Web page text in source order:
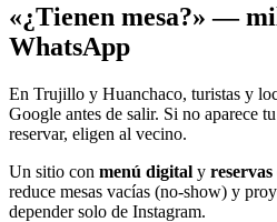
«¿Tienen mesa?» —
WhatsApp
En Trujillo y Huanchaco, turistas y
Google antes de salir. Si no aparece
reservar, eligen al vecino.
Un sitio con menú digital y reservas
reduce mesas vacías (no-show) y
depender solo de Instagram.